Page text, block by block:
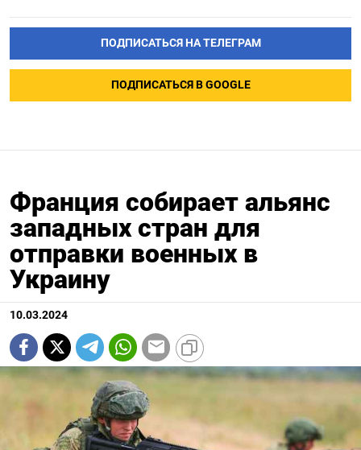
ПОДПИСАТЬСЯ НА ТЕЛЕГРАМ
ПОДПИСАТЬСЯ В GOOGLE
Франция собирает альянс
западных стран для
отправки военных в
Украину
10.03.2024